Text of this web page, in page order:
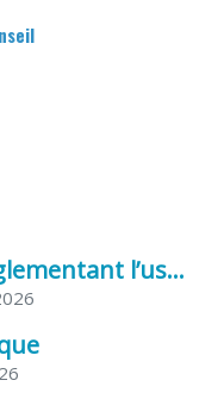
Arrêté préfectoral réglementant l’usage de l’eau